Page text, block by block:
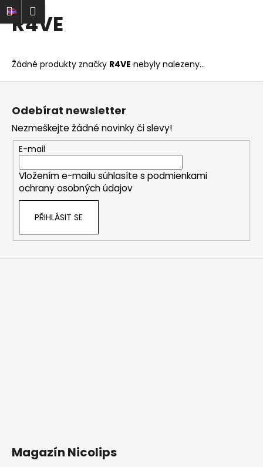
Přejít
na
obsah
Nákupní
košík
R4VE
Žádné produkty značky R4VE nebyly nalezeny...
K
o Zpět
Zpět
C
o
o
t
ř
e
b
u
n
D
Z
Odebírat newsletter
Nezmeškejte žádné novinky či slevy!
E-mail
Vložením e-mailu súhlasíte s podmienkami
ochrany osobných údajov
PŘIHLÁSIT SE
Magazín Nicolips